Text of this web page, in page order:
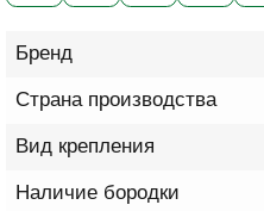
Бренд
Страна производства
Вид крепления
Наличие бородки